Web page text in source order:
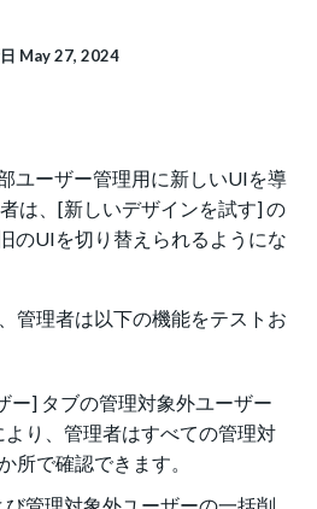
May 27, 2024
ユーザー管理用に新しいUIを導
は、[新しいデザインを試す] の
のUIを切り替えられるようにな
管理者は以下の機能をテストお
ー] タブの管理対象外ユーザー
り、管理者はすべての管理対
所で確認できます。